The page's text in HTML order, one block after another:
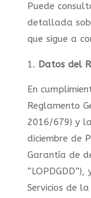
Puede
detallada
que sigue a
Datos del
En
Reglamento
2016/679) y
diciembre de
Garantía de
Servicios de